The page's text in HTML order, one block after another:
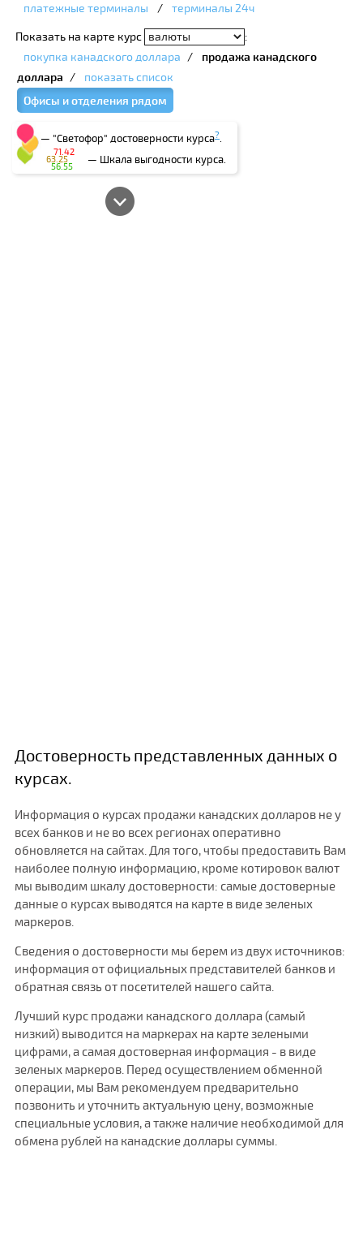
платежные терминалы
/ терминалы 24ч
Показать на карте курс
:
покупка канадского доллара /
продажа канадского
доллара /
показать список
Офисы и отделения рядом
— "Светофор" достоверности курса?.
— Шкала выгодности курса.
56.55
63.25
71.42
Достоверность представленных данных о
курсах.
Информация о курсах продажи канадских долларов не у
всех банков и не во всех регионах оперативно
обновляется на сайтах. Для того, чтобы предоставить Вам
наиболее полную информацию, кроме котировок валют
мы выводим шкалу достоверности: самые достоверные
данные о курсах выводятся на карте в виде зеленых
маркеров.
Сведения о достоверности мы берем из двух источников:
информация от официальных представителей банков и
обратная связь от посетителей нашего сайта.
Лучший курс продажи канадского доллара (самый
низкий) выводится на маркерах на карте зелеными
цифрами, а самая достоверная информация - в виде
зеленых маркеров. Перед осуществлением обменной
операции, мы Вам рекомендуем предварительно
позвонить и уточнить актуальную цену, возможные
специальные условия, а также наличие необходимой для
обмена рублей на канадские доллары суммы.